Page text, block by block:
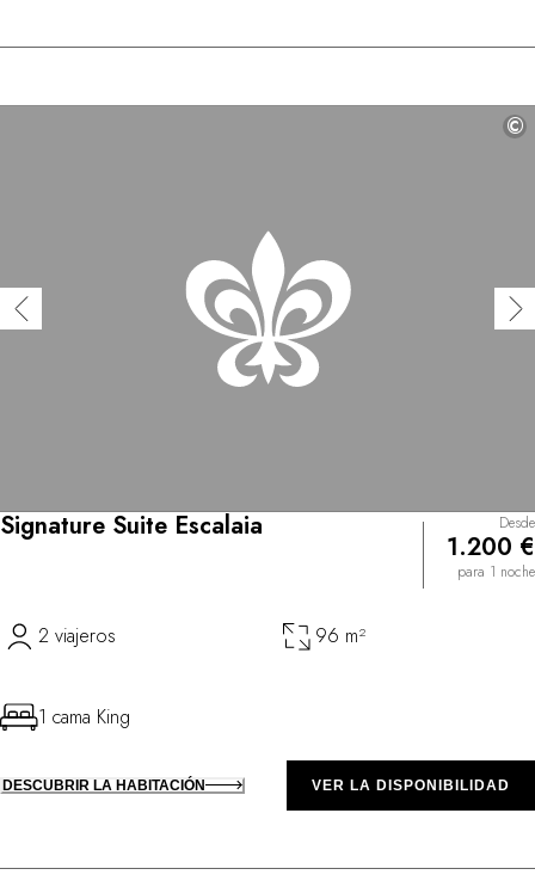
©
Signature Suite Escalaia Desde
1.200 €
para 1 noche
2 viajeros 96 m²
1 cama King
DESCUBRIR LA HABITACIÓN VER LA DISPONIBILIDAD